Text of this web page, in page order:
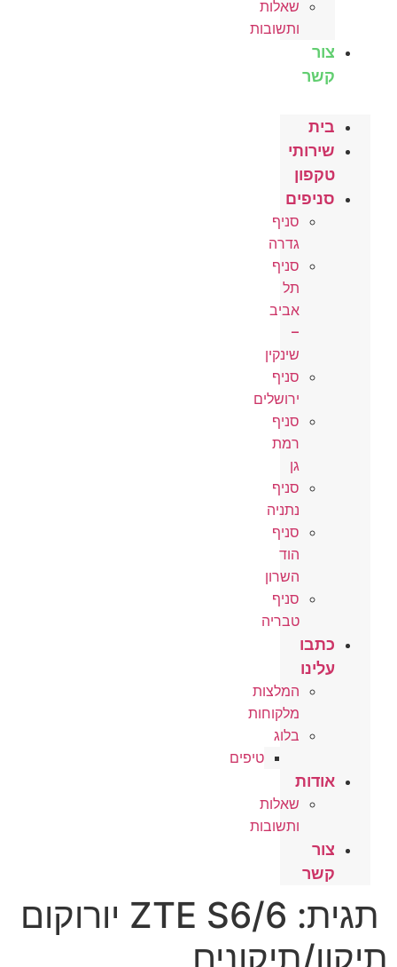
שאלות
ותשובות
צור
קשר
בית
שירותי
טקפון
סניפים
סניף
גדרה
סניף
תל
אביב
–
שינקין
סניף
ירושלים
סניף
רמת
גן
סניף
נתניה
סניף
הוד
השרון
סניף
טבריה
כתבו
עלינו
המלצות
מלקוחות
בלוג
טיפים
אודות
שאלות
ותשובות
צור
קשר
תגית:
ZTE S6/6 יורוקום
תיקון/תיקונים